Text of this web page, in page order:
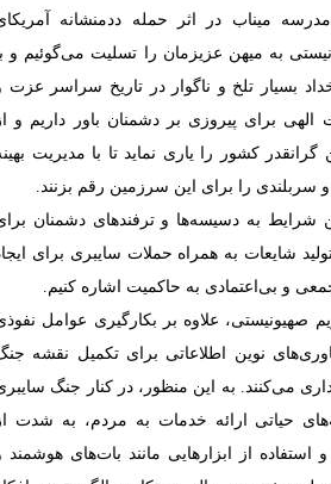
میناب در اثر حمله ددمنشانه آمریکای
به میهن عزیزمان را تسلیت می‌گوئیم و با
بسیار تلخ و ناگوار در تاریخ سراسر عزت و
برای پیروزی بر دشمنان باور داریم و از
کشور را یاری نماید تا با مدیریت بهینه
را برای این سرزمین رقم بزنند.
شرایط به دسیسه‌ها و ترفندهای دشمنان برای
شایعات به همراه حملات سایبری برای ایجاد
و بی‌اعتمادی به حاکمیت اشاره کنیم.
علاوه بر بکارگیری عوامل نفوذی
نوین اطلاعاتی برای تکمیل نقشه جنگ
می‌کنند. به این منظور، در کنار جنگ سایبری
حیاتی ارائه خدمات به مردم، به شدت از
از ابزارهایی مانند بات‌های هوشمند و